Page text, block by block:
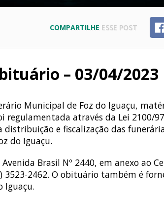
COMPARTILHE ESSE POST
– 03/04/2023
Municipal de Foz do Iguaçu,
regulamentada através da Lei 2100/
distribuição e fiscalização das
do Iguaçu.
Brasil Nº 2440, em anexo ao
3523-2462. O obituário também é
Iguaçu.